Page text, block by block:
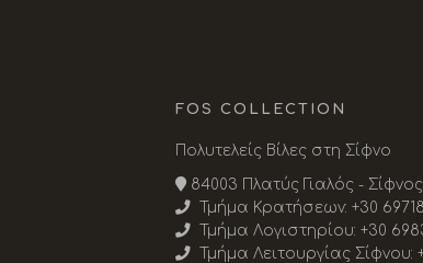
FOS COLLECTION
Πολυτελείς Βίλες στη Σίφνο
84003 Πλατύς Γιαλός - Σίφνος
Τμήμα Κρατήσεων: +30
Τμήμα Λογιστηρίου: +30
Τμήμα Λειτουργίας Σίφνου: